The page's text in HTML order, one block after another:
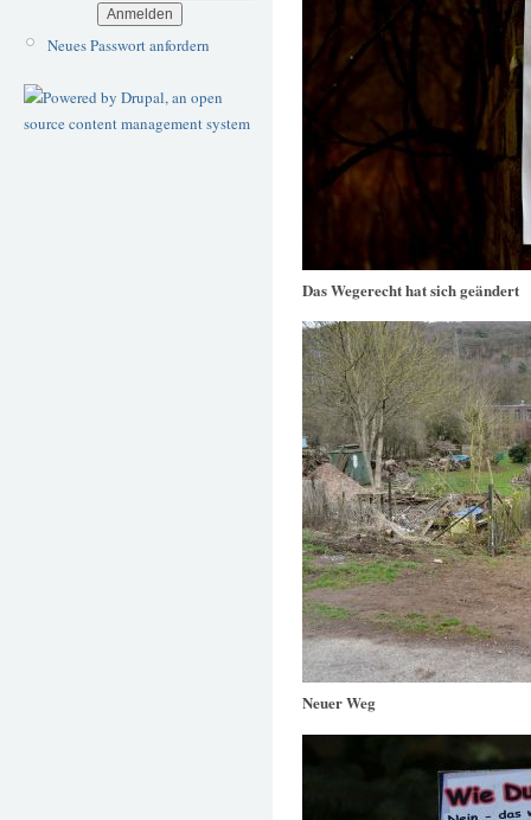
Neues Passwort anfordern
Das Wegerecht hat sich geändert
Neuer Weg